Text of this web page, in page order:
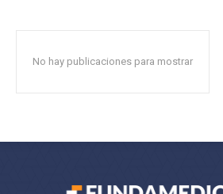
No hay publicaciones para mostrar